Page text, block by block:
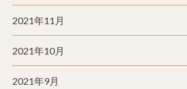
2021年11月
2021年10月
2021年9月